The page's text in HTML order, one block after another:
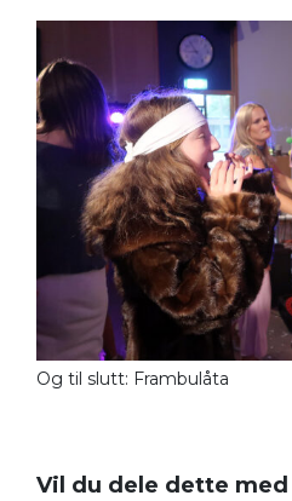
Og til slutt: Frambulåta
Vil du dele dette med